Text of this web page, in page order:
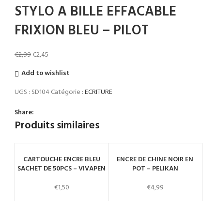
STYLO A BILLE EFFACABLE
FRIXION BLEU – PILOT
€2,99€2,45
Add to wishlist
UGS : SD104Catégorie :ECRITURE
Share:
Produits similaires
CARTOUCHE ENCRE BLEU
SACHET DE 50PCS – VIVAPEN
€1,50
ENCRE DE CHINE NOIR EN
POT – PELIKAN
€4,99